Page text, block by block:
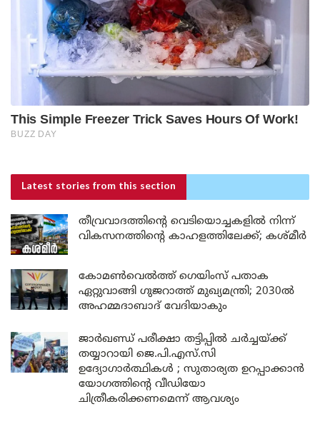
Latest stories from this section
തീവ്രവാദത്തിന്റെ വെടിയൊച്ചകളിൽ നിന്ന്
വികസനത്തിന്റെ കാഹളത്തിലേക്ക്; കശ്മീർ
കോമൺവെൽത്ത് ഗെയിംസ് പതാക
ഏറ്റുവാങ്ങി ഗുജറാത്ത് മുഖ്യമന്ത്രി; 2030ൽ
അഹമ്മദാബാദ് വേദിയാകും
ജാർഖണ്ഡ് പരീക്ഷാ തട്ടിപ്പിൽ ചർച്ചയ്ക്ക്
തയ്യാറായി ജെ.പി.എസ്.സി
ഉദ്യോഗാർത്ഥികൾ ; സുതാര്യത ഉറപ്പാക്കാൻ
യോഗത്തിന്റെ വീഡിയോ
ചിത്രീകരിക്കണമെന്ന് ആവശ്യം